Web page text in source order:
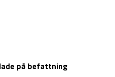
på befattning